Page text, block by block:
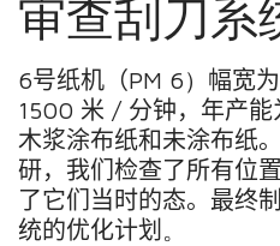
审查刮刀系
6号纸机（PM 6） 幅宽为
1500 米 / 分钟，年产能
木浆涂布纸和未涂布纸
研，我们检查了所有位
了它们 当时的态。 最终
统的优化计划 。